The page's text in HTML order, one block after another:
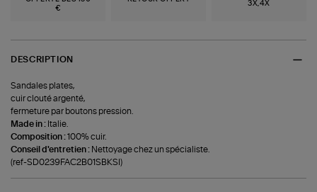
€
3X,4X
DESCRIPTION
Sandales plates,
cuir clouté argenté,
fermeture par boutons pression.
Made in : Italie.
Composition :100% cuir.
Conseil d'entretien : Nettoyage chez un spécialiste.
(ref-SD0239FAC2B01SBKSI)